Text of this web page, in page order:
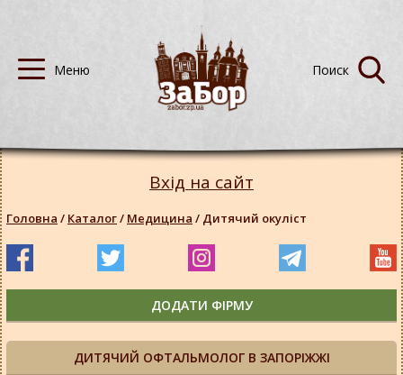
ДИТЯЧИЙ ОФТАЛЬМОЛОГ В ЗАПОРІЖЖІ
Вхід на сайт
Головна / Каталог/ Медицина / Дитячий окуліст
ДОДАТИ ФІРМУ